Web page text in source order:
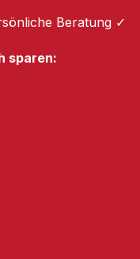
Beratung ✓
sparen: